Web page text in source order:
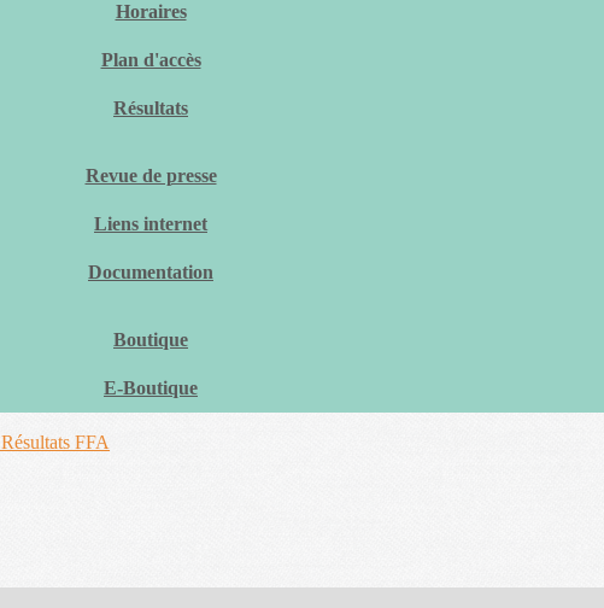
Horaires
Plan d'accès
Résultats
Revue de presse
Liens internet
Documentation
Boutique
E-Boutique
Résultats FFA